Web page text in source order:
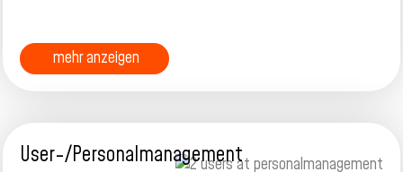
mehr anzeigen
User-/Personalmanagement